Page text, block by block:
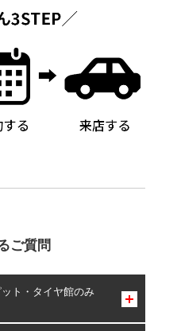
ご質問
ト・タイヤ館のみ